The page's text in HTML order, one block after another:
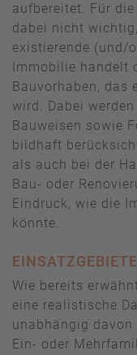
aufbereitet. Für
dabei nicht
existierende (und/
Immobilie handelt
Bauvorhaben, das
wird. Dabei
Bauweisen sowie
bildhaft
als auch bei der
Bau- oder
Eindruck, wie die
könnte.
Wie bereits
eine realistische
unabhängig davon
Ein- oder